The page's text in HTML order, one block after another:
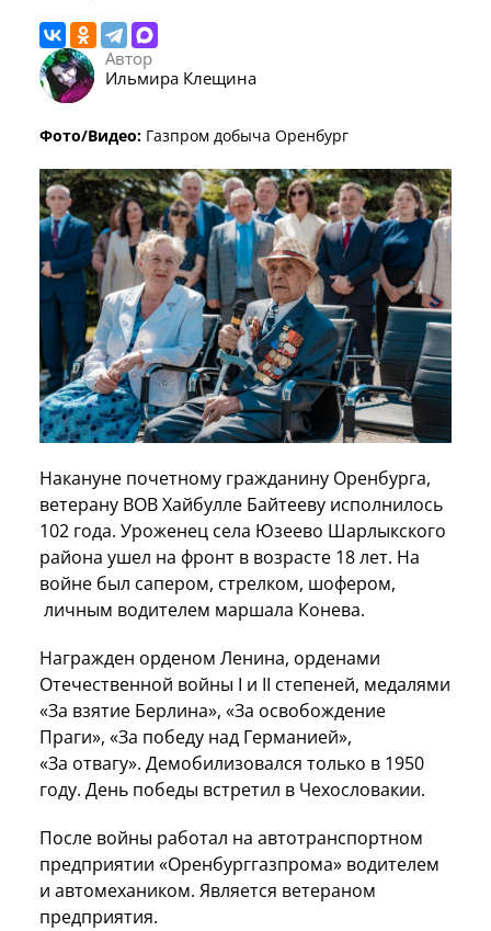
Автор
Ильмира Клещина
Фото/Видео: Газпром добыча Оренбург
Накануне почетному гражданину Оренбурга,
ветерану ВОВ Хайбулле Байтееву исполнилось
102 года. Уроженец села Юзеево Шарлыкского
района ушел на фронт в возрасте 18 лет. На
войне был сапером, стрелком, шофером,
личным водителем маршала Конева.
Награжден орденом Ленина, орденами
Отечественной войны I и II степеней, медалями
«За взятие Берлина», «За освобождение
Праги», «За победу над Германией»,
«За отвагу». Демобилизовался только в 1950
году. День победы встретил в Чехословакии.
После войны работал на автотранспортном
предприятии «Оренбурггазпрома» водителем
и автомехаником. Является ветераном
предприятия.